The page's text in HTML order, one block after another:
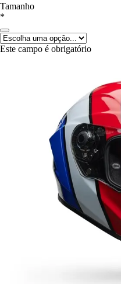
Tamanho
*
Este campo é obrigatório